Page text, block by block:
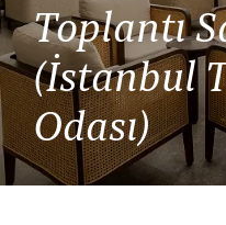
Toplantı
(İstanbul
Odası)